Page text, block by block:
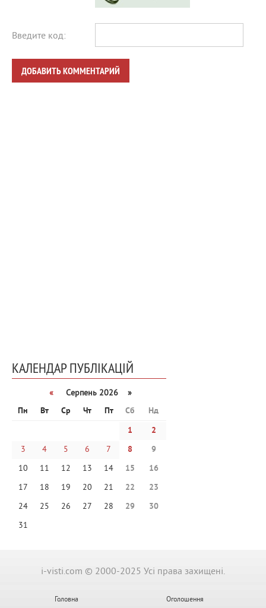
Введите код:
ДОБАВИТЬ КОММЕНТАРИЙ
КАЛЕНДАР ПУБЛІКАЦІЙ
«
Серпень 2026 »
Пн
Вт Ср Чт Пт Сб
Нд
1
2
3
4 5 6 7 8
9
10
11 12 13 14 15
16
17
18 19 20 21 22
23
24
25 26 27 28 29
30
31
i-visti.com © 2000-2025 Усі права захищені.
Головна Оголошення